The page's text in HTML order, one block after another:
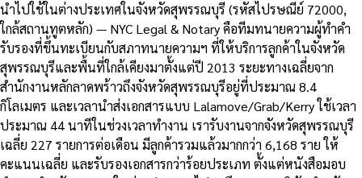
นำไปใช้ในต่างประเทศในจังหวัดสุพรรณบุรี (รหัสไปรษณีย์ 72000,
ใกล้สถานทูตหลัก) — NYC Legal & Notary คือทีมทนายความผู้ทำคำ
รับรองที่ขึ้นทะเบียนกับสภาทนายความฯ ที่ให้บริการลูกค้าในจังหวัด
สุพรรณบุรีและพื้นที่ใกล้เคียงมาตั้งแต่ปี 2013 ระยะทางเฉลี่ยจาก
สำนักงานหลักลาดพร้าวถึงจังหวัดสุพรรณบุรีอยู่ที่ประมาณ 8.4
กิโลเมตร และเวลานำส่งเอกสารแบบ Lalamove/Grab/Kerry ใช้เวลา
ประมาณ 44 นาทีในช่วงเวลาทำงาน เรารับงานจากจังหวัดสุพรรณบุรี
เฉลี่ย 227 รายการต่อเดือน มีลูกค้ารวมแล้วมากกว่า 6,168 ราย ให้
คะแนนเฉลี่ย และรับรองเอกสารกว่าร้อยประเภท ตั้งแต่หนังสือมอบ